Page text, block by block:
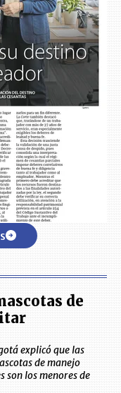
de
explicó que las
de manejo
son los menores de